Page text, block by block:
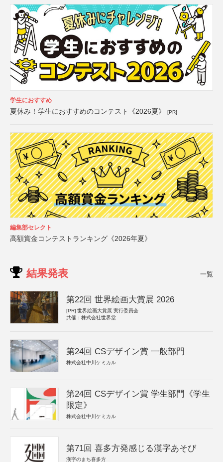
学生におすすめ
夏休み！学生におすすめのコンテスト《2026夏》 [PR]
編集部セレクト
高額賞金コンテストランキング《2026年夏》
結果発表 一覧
第22回 世界絵画大賞展 2026
[PR] 世界絵画大賞展 実行委員会
共催：株式会社世界堂
第24回 CSデザイン賞 一般部門
株式会社中川ケミカル
第24回 CSデザイン賞 学生部門《学生
限定》
株式会社中川ケミカル
第71回 喜多方発感じる漢字あそび
漢字のまち喜多方